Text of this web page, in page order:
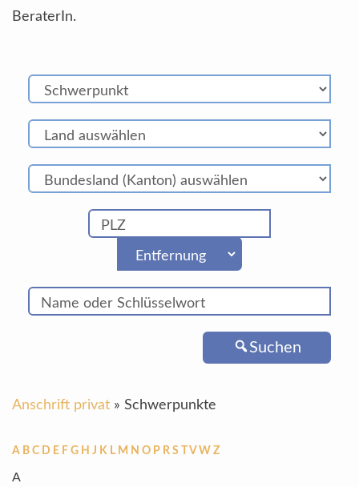
BeraterIn.
Suchen
Anschrift privat » Schwerpunkte
A B C D E F G H J K L M N O P R S V W Z
A